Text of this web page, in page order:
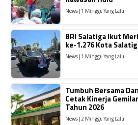
News | 1 Minggu Yang Lalu
BRI Salatiga Ikut
ke-1.276 Kota
News | 1 Minggu Yang Lalu
Tumbuh Bersama
Cetak Kinerja
Tahun 2026
News | 2 Minggu Yang Lalu